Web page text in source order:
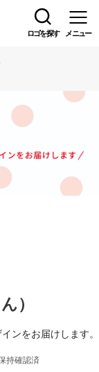
ロゴを探す メニュー
）
ンをお届けします。
持確認済